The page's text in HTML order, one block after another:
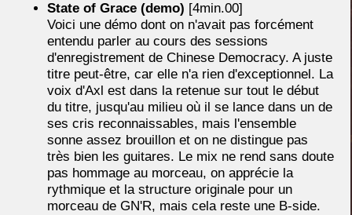
State of Grace (demo) [4min.00]
Voici une démo dont on n'avait pas forcément
entendu parler au cours des sessions
d'enregistrement de Chinese Democracy. A juste
titre peut-être, car elle n'a rien d'exceptionnel. La
voix d'Axl est dans la retenue sur tout le début
du titre, jusqu'au milieu où il se lance dans un de
ses cris reconnaissables, mais l'ensemble
sonne assez brouillon et on ne distingue pas
très bien les guitares. Le mix ne rend sans doute
pas hommage au morceau, on apprécie la
rythmique et la structure originale pour un
morceau de GN'R, mais cela reste une B-side.